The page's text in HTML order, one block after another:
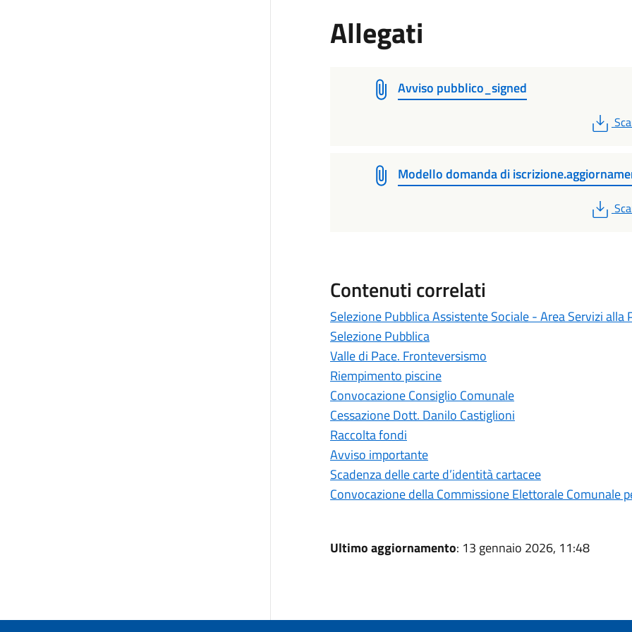
Allegati
Avviso pubblico_signed
PDF
Modello domanda di
PDF
Contenuti correlati
Selezione Pubblica Assistente Sociale - Area Servizi alla
Selezione Pubblica
Valle di Pace. Fronteversismo
Riempimento piscine
Convocazione Consiglio Comunale
Cessazione Dott. Danilo Castiglioni
Raccolta fondi
Avviso importante
Scadenza delle carte d’identità cartacee
Convocazione della Commissione Elettorale Comunale
Ultimo aggiornamento: 13 gennaio 2026, 11:48